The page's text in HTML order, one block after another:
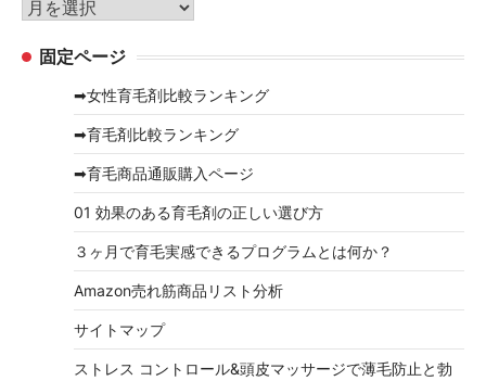
ー
ア
カ 固定ページ
➡女性育毛剤比較ランキング
➡育毛剤比較ランキング
➡育毛商品通販購入ページ
01 効果のある育毛剤の正しい選び方
３ヶ月で育毛実感できるプログラムとは何か？
Amazon売れ筋商品リスト分析
サイトマップ
ストレス コントロール&頭皮マッサージで薄毛防止と勃